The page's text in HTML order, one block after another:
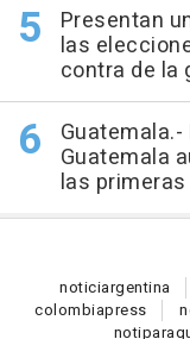
Presentan
las
contra de la
Guatemala
las
noticiargentina
colombiapress
noti